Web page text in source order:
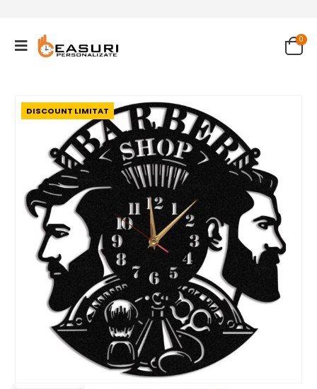
0
DISCOUNT LIMITAT